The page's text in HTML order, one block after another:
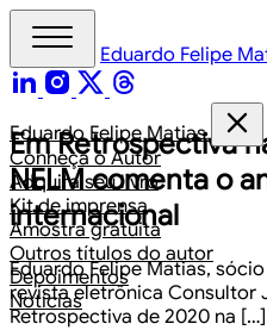
Eduardo Felipe
Eduardo Felipe Matias
Conheça o Autor
Adquira seu livro
Kit de imprensa
Amostra gratuita
Outros títulos do autor
Depoimentos
Notícias
Em Retrospectiva
NELM comenta o
internacional
Eduardo Felipe Matias,
revista eletrônica Consultor
Retrospectiva de 2020 na […]